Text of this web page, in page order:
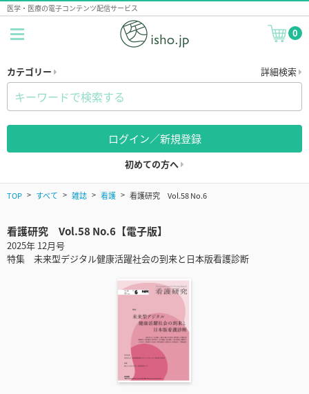
医学・医療の電子コンテンツ配信サービス
0
カテゴリー 詳細検索
ログイン／新規登録
初めての方へ
TOP すべて 雑誌 看護 看護研究 Vol.58 No.6
看護研究 Vol.58 No.6【電子版】
2025年 12月号
特集 未来型デジタル健康活躍社会の到来と日本版看護診断